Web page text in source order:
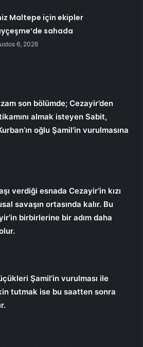
Maltepe için ekipler
sahada
6, 2026
son bölümde; Cezayir’den
almak isteyen Sabit,
oğlu Şamil’in vurulmasına
verdiği esnada Cezayir’in kızı
savaşın ortasında kalır. Bu
birbirlerine bir adım daha
Şamil’in vurulması ile
tutmak ise bu saatten sonra